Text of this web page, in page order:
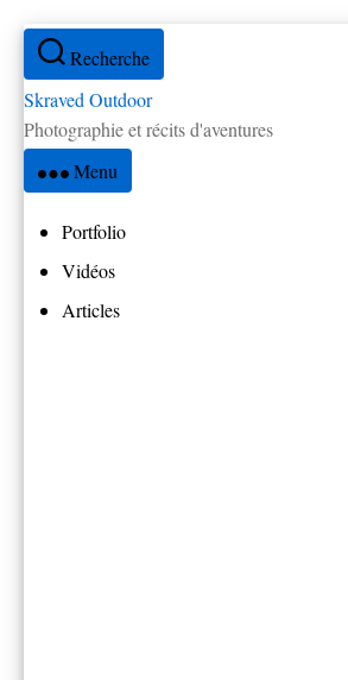
Aller
contenu
Recherche
Skraved Outdoor
Photographie et récits d'aventures
Menu
Portfolio
Vidéos
Articles